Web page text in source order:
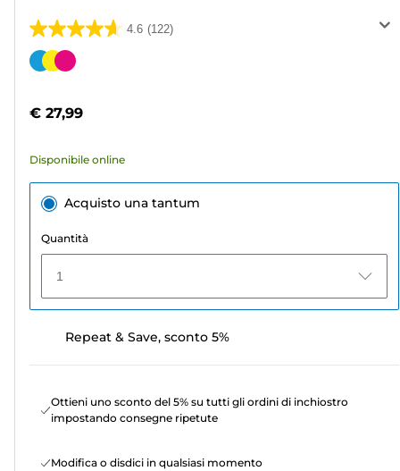
4.6 (122)
4.6
su
122
Cartuccia
€ 27,99
Disponibile online
Acquisto una tantum
Quantità
1
Repeat & Save, sconto 5%
Ottieni uno sconto del 5% su tutti gli ordini di inchiostro
impostando consegne ripetute
Modifica o disdici in qualsiasi momento